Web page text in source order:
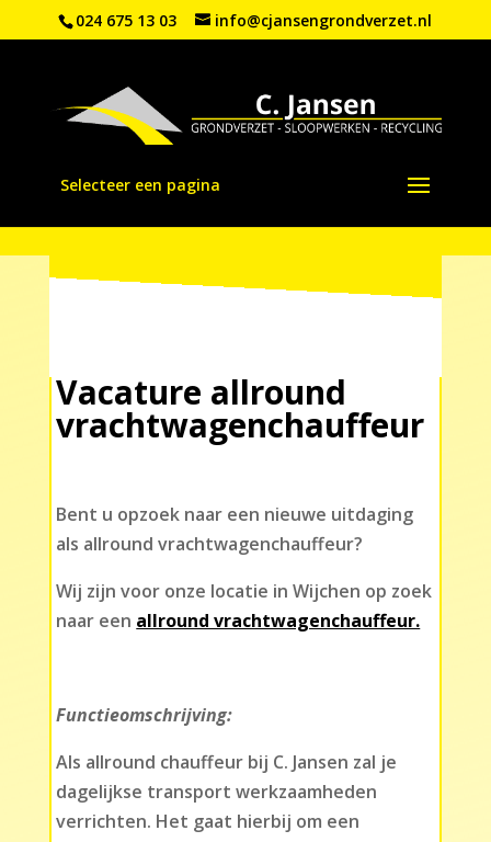
024 675 13 03 info@cjansengrondverzet.nl
Selecteer een pagina
Vacature allround
vrachtwagenchauffeur
Bent u opzoek naar een nieuwe uitdaging
als allround vrachtwagenchauffeur?
Wij zijn voor onze locatie in Wijchen op zoek
naar een allround vrachtwagenchauffeur.
Functieomschrijving:
Als allround chauffeur bij C. Jansen zal je
dagelijkse transport werkzaamheden
verrichten. Het gaat hierbij om een